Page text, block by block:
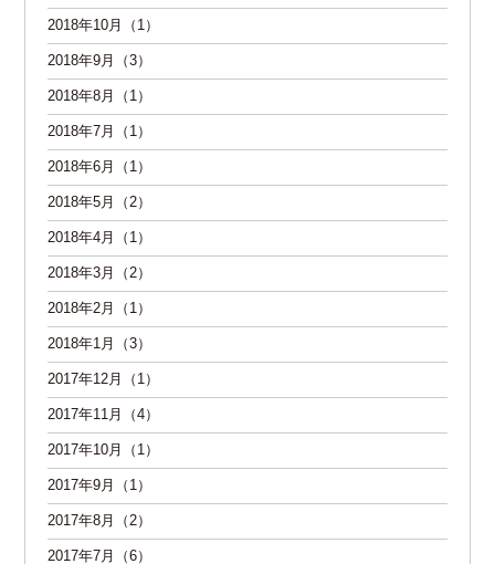
2018年10月（1）
2018年9月（3）
2018年8月（1）
2018年7月（1）
2018年6月（1）
2018年5月（2）
2018年4月（1）
2018年3月（2）
2018年2月（1）
2018年1月（3）
2017年12月（1）
2017年11月（4）
2017年10月（1）
2017年9月（1）
2017年8月（2）
2017年7月（6）